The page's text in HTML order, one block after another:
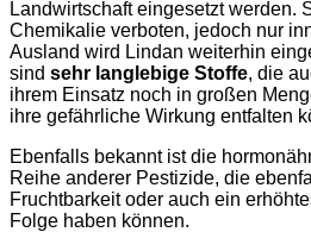
Landwirtschaft eingesetzt werden.
Chemikalie verboten, jedoch nur
Ausland wird Lindan weiterhin
sind sehr langlebige Stoffe, die
ihrem Einsatz noch in großen
ihre gefährliche Wirkung entfalten
Ebenfalls bekannt ist die
Reihe anderer Pestizide, die
Fruchtbarkeit oder auch ein
Folge haben können.